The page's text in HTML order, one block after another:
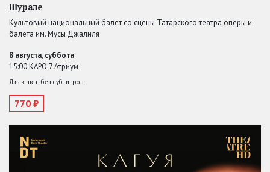
Шурале
Культовый национальный балет со сцены Татарского театра оперы и
балета им. Мусы Джалиля
8 августа, суббота
15:00 КАРО 7 Атриум
Язык: нет, без субтитров
770 ₽